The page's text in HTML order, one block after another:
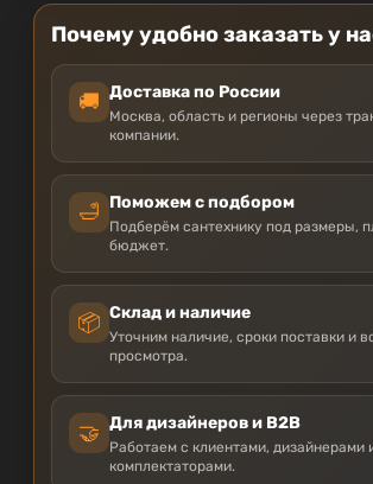
Почему удобно заказать у
🚚 Доставка по России
Москва, область и регионы через
компании.
🛁 Поможем с подбором
Подберём сантехнику под размеры,
бюджет.
📦 Склад и наличие
Уточним наличие, сроки поставки и
просмотра.
🤝 Для дизайнеров и B2B
Работаем с клиентами, дизайнерами
комплектаторами.